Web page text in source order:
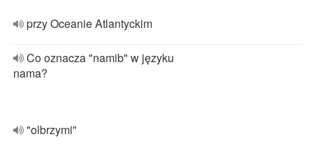
przy Oceanie Atlantyckim
Co oznacza "namib" w języku
nama?
"olbrzymi"